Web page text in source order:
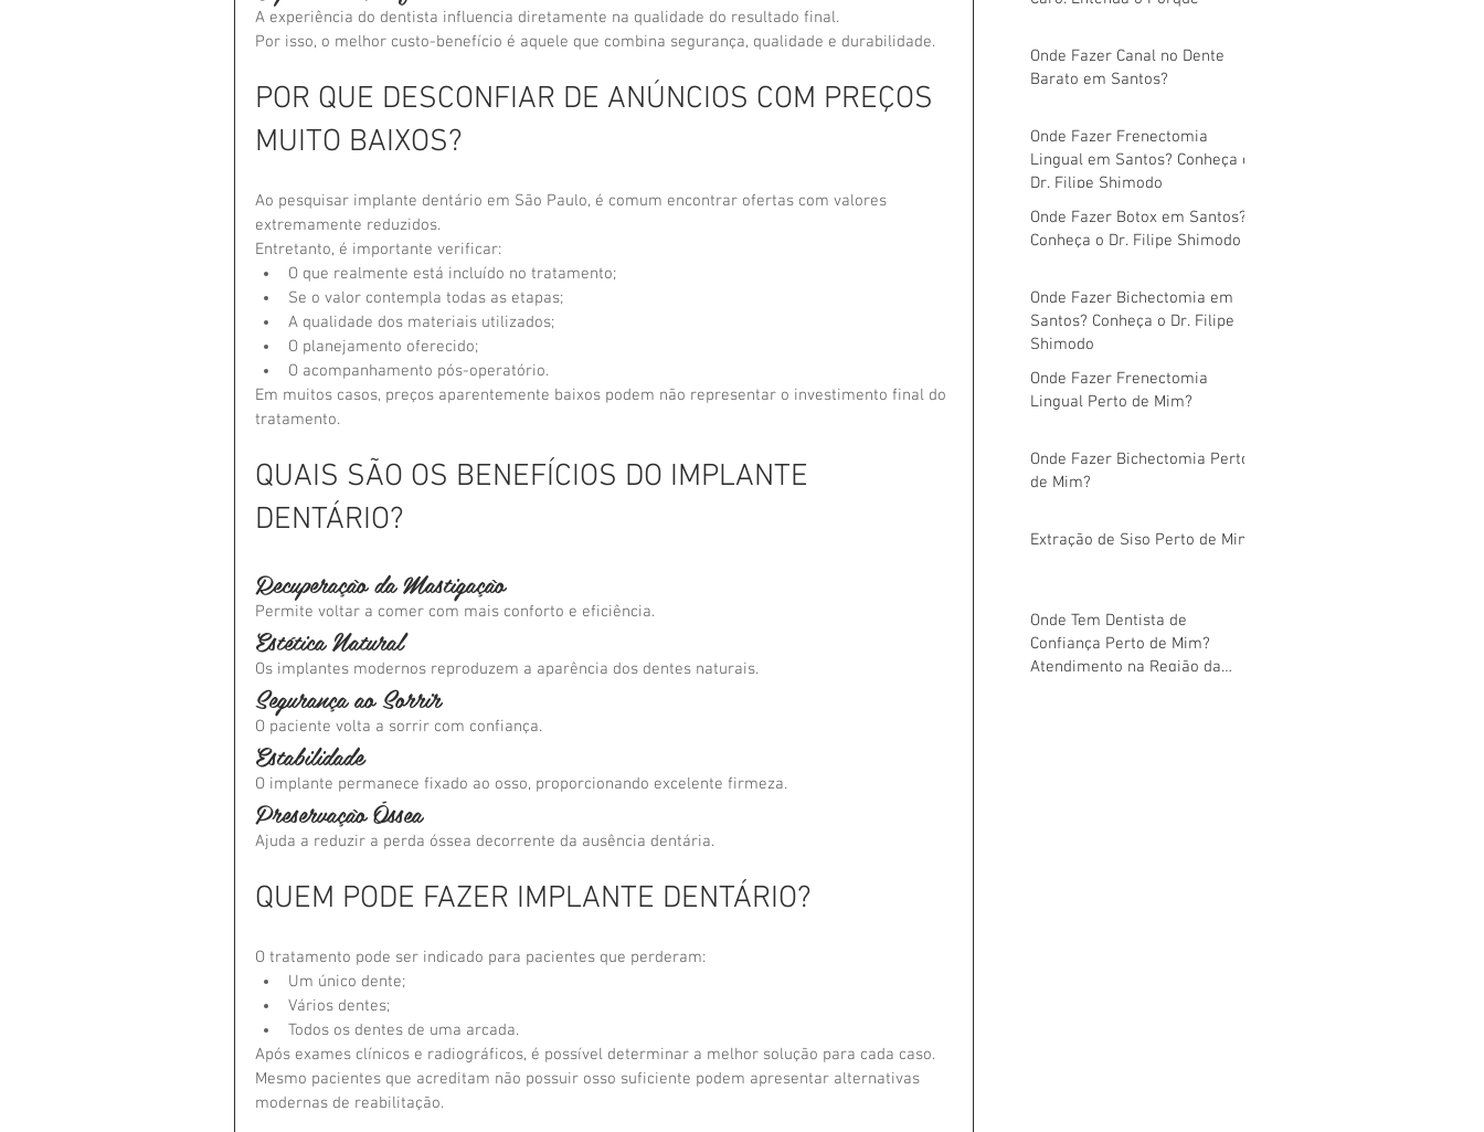
A experiência do dentista influencia diretamente na qualidade do resultado final.
Por isso, o melhor custo-benefício é aquele que combina segurança, qualidade e durabilidade.
POR QUE DESCONFIAR DE ANÚNCIOS COM PREÇOS
MUITO BAIXOS?
Ao pesquisar implante dentário em São Paulo, é comum encontrar ofertas com valores
extremamente reduzidos.
Entretanto, é importante verificar:
O que realmente está incluído no tratamento;
Se o valor contempla todas as etapas;
A qualidade dos materiais utilizados;
O planejamento oferecido;
O acompanhamento pós-operatório.
Em muitos casos, preços aparentemente baixos podem não representar o investimento final do
tratamento.
QUAIS SÃO OS BENEFÍCIOS DO IMPLANTE
DENTÁRIO?
Recuperação da Mastigação
Permite voltar a comer com mais conforto e eficiência.
Estética Natural
Os implantes modernos reproduzem a aparência dos dentes naturais.
Segurança ao Sorrir
O paciente volta a sorrir com confiança.
Estabilidade
O implante permanece fixado ao osso, proporcionando excelente firmeza.
Preservação Óssea
Ajuda a reduzir a perda óssea decorrente da ausência dentária.
QUEM PODE FAZER IMPLANTE DENTÁRIO?
O tratamento pode ser indicado para pacientes que perderam:
Um único dente;
Vários dentes;
Todos os dentes de uma arcada.
Após exames clínicos e radiográficos, é possível determinar a melhor solução para cada caso.
Mesmo pacientes que acreditam não possuir osso suficiente podem apresentar alternativas
modernas de reabilitação.
Onde Fazer Canal no Dente
Barato em Santos?
Onde Fazer Frenectomia
Lingual em Santos? Conheça o
Dr. Filipe Shimodo
Onde Fazer Botox em Santos?
Conheça o Dr. Filipe Shimodo
Onde Fazer Bichectomia em
Santos? Conheça o Dr. Filipe
Shimodo
Onde Fazer Frenectomia
Lingual Perto de Mim?
Onde Fazer Bichectomia Perto
de Mim?
Extração de Siso Perto de Mim
Onde Tem Dentista de
Confiança Perto de Mim?
Atendimento na Região da